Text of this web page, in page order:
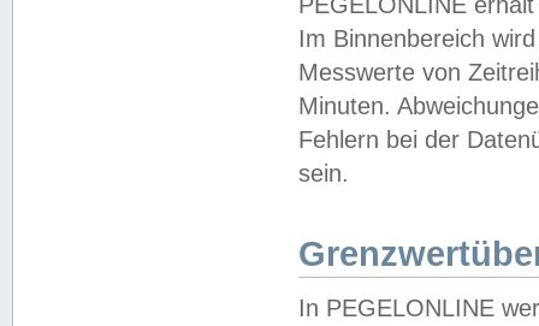
Im Binnenbereich
Messwerte von
Minuten.
Fehlern bei der
sein.
In PEGELONLINE